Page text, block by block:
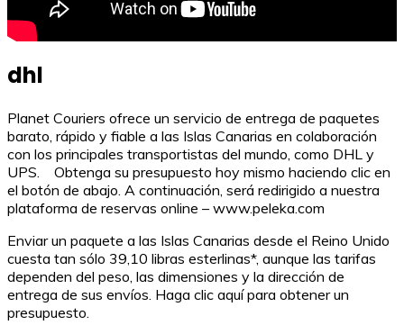
dhl
Planet Couriers ofrece un servicio de entrega de paquetes
barato, rápido y fiable a las Islas Canarias en colaboración
con los principales transportistas del mundo, como DHL y
UPS. Obtenga su presupuesto hoy mismo haciendo clic en
el botón de abajo. A continuación, será redirigido a nuestra
plataforma de reservas online – www.peleka.com
Enviar un paquete a las Islas Canarias desde el Reino Unido
cuesta tan sólo 39,10 libras esterlinas*, aunque las tarifas
dependen del peso, las dimensiones y la dirección de
entrega de sus envíos. Haga clic aquí para obtener un
presupuesto.